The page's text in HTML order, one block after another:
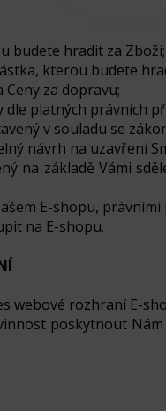
budete hradit za Zboží;
kterou budete
Ceny za dopravu;
dle platných právních
v souladu se
návrh na uzavření
na základě Vámi
E-shopu,
na E-shopu.
webové rozhraní E-
poskytnout